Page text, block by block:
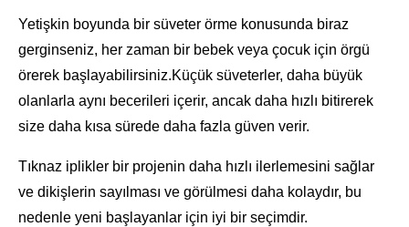
Yetişkin boyunda bir süveter örme konusunda biraz
gerginseniz, her zaman bir bebek veya çocuk için örgü
örerek başlayabilirsiniz.Küçük süveterler, daha büyük
olanlarla aynı becerileri içerir, ancak daha hızlı bitirerek
size daha kısa sürede daha fazla güven verir.
Tıknaz iplikler bir projenin daha hızlı ilerlemesini sağlar
ve dikişlerin sayılması ve görülmesi daha kolaydır, bu
nedenle yeni başlayanlar için iyi bir seçimdir.